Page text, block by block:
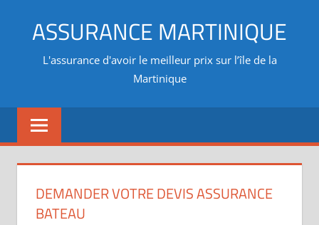
ASSURANCE MARTINIQUE
L'assurance d'avoir le meilleur prix sur l’île de la
Martinique
DEMANDER VOTRE DEVIS ASSURANCE
BATEAU